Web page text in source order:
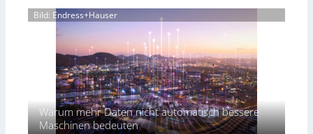
r
d
K
I
-
Ä
r
a
Bild: Endress+Hauser
Warum mehr Daten nicht automatisch bessere
Maschinen bedeuten